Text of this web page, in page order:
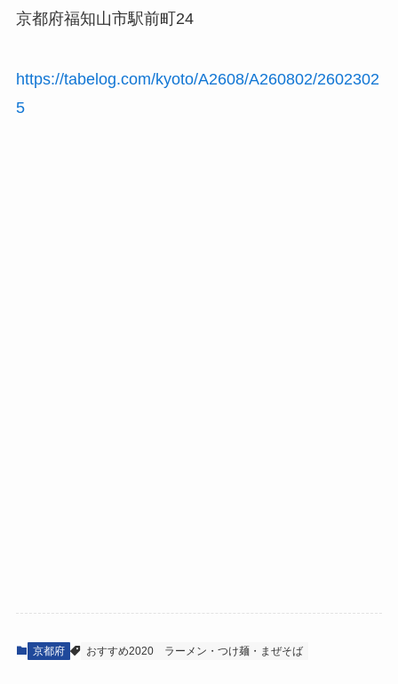
京都府福知山市駅前町24
https://tabelog.com/kyoto/A2608/A260802/2602302
5
京都府 おすすめ2020 ラーメン・つけ麺・まぜそば